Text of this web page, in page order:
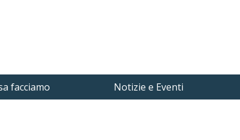
facciamo Notizie e Eventi